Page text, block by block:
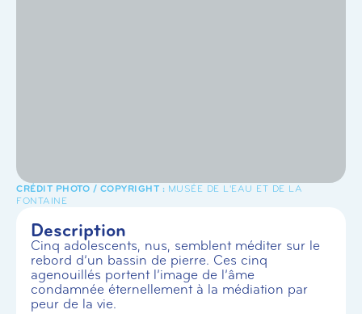
MUSÉE DE L'EAU ET DE LA
FONTAINE
Description
Cinq adolescents, nus, semblent méditer sur le
rebord d’un bassin de pierre. Ces cinq
agenouillés portent l’image de l’âme
condamnée éternellement à la médiation par
peur de la vie.